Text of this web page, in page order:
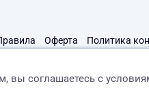
Оферта Политика
вы соглашаетесь с